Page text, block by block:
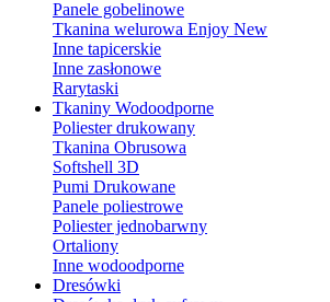
Panele gobelinowe
Tkanina welurowa Enjoy New
Inne tapicerskie
Inne zasłonowe
Rarytaski
Tkaniny Wodoodporne
Poliester drukowany
Tkanina Obrusowa
Softshell 3D
Pumi Drukowane
Panele poliestrowe
Poliester jednobarwny
Ortaliony
Inne wodoodporne
Dresówki